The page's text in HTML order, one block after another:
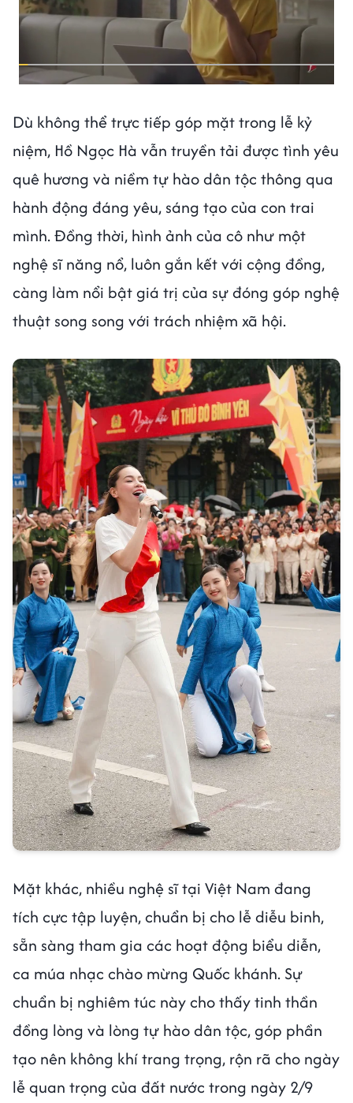
Dù không thể trực tiếp góp mặt trong lễ kỷ
niệm, Hồ Ngọc Hà vẫn truyền tải được tình yêu
quê hương và niềm tự hào dân tộc thông qua
hành động đáng yêu, sáng tạo của con trai
mình. Đồng thời, hình ảnh của cô như một
nghệ sĩ năng nổ, luôn gắn kết với cộng đồng,
càng làm nổi bật giá trị của sự đóng góp nghệ
thuật song song với trách nhiệm xã hội.
Mặt khác, nhiều nghệ sĩ tại Việt Nam đang
tích cực tập luyện, chuẩn bị cho lễ diễu binh,
sẵn sàng tham gia các hoạt động biểu diễn,
ca múa nhạc chào mừng Quốc khánh. Sự
chuẩn bị nghiêm túc này cho thấy tinh thần
đồng lòng và lòng tự hào dân tộc, góp phần
tạo nên không khí trang trọng, rộn rã cho ngày
lễ quan trọng của đất nước trong ngày 2/9